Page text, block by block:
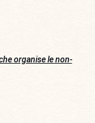
organise le non-